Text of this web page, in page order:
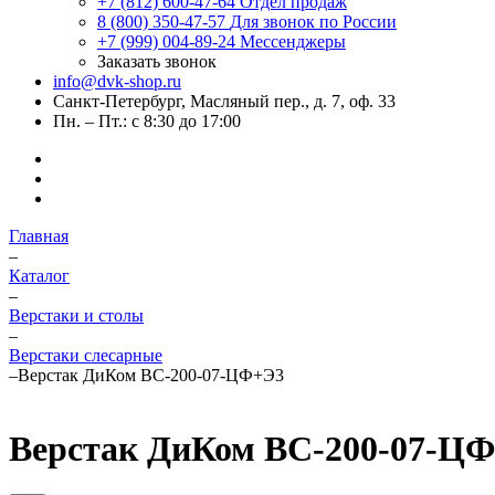
8 (800) 350-47-57 Для звонок по России
+7 (999) 004-89-24 Мессенджеры
Заказать звонок
info@dvk-shop.ru
Санкт-Петербург, Масляный пер., д. 7, оф. 33
Пн. – Пт.: с 8:30 до 17:00
Главная
–
Каталог
–
Верстаки и столы
–
Верстаки слесарные
–Верстак ДиКом ВС-200-07-ЦФ+Э3
Верстак ДиКом ВС-200-07-